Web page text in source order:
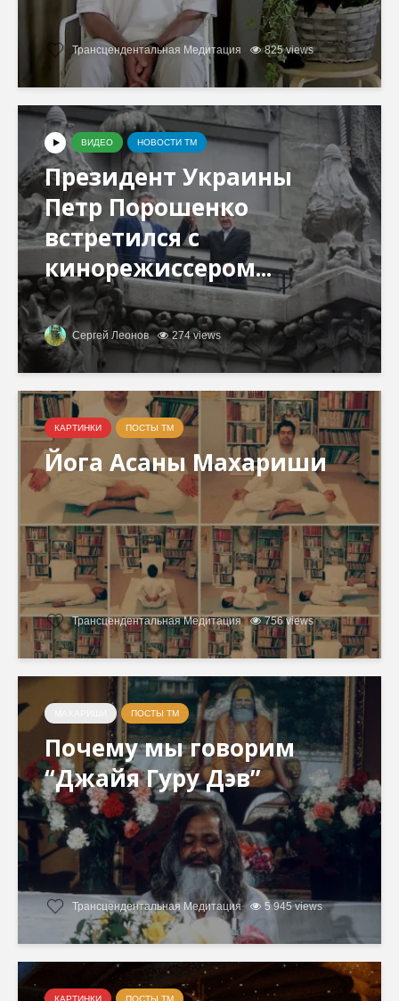
Трансцендентальная Медитация 825 views
ВИДЕО НОВОСТИ ТМ
Президент Украины
Петр Порошенко
встретился с
кинорежиссером...
Сергей Леонов 274 views
КАРТИНКИ ПОСТЫ ТМ
Йога Асаны Махариши
Трансцендентальная Медитация 756 views
ПОСТЫ ТМ
Почему мы говорим
“Джайя Гуру Дэв”
Трансцендентальная Медитация 5 945 views
КАРТИНКИ ПОСТЫ ТМ